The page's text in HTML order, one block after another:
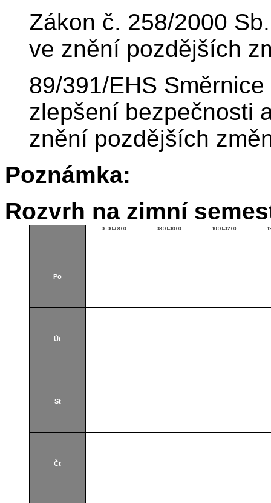
Zákon č. 258/2000
ve znění pozdějších
89/391/EHS
zlepšení bezpečnosti
znění pozdějších
Poznámka:
Rozvrh na zimní
06:00–08:00 08:00–10:00 10:00–12:00
Po
Út
St
Čt